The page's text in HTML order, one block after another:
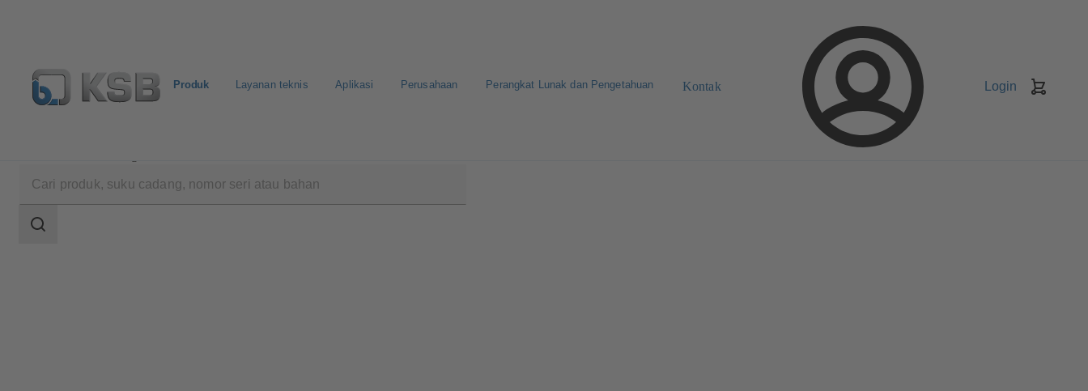
Produk Layanan teknis Aplikasi Perusahaan Perangkat Lunak dan Pengetahuan Kontak Login
pencarian
Area